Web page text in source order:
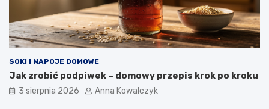
SOKI I NAPOJE DOMOWE
Jak zrobić podpiwek – domowy przepis krok po kroku
3 sierpnia 2026 Anna Kowalczyk